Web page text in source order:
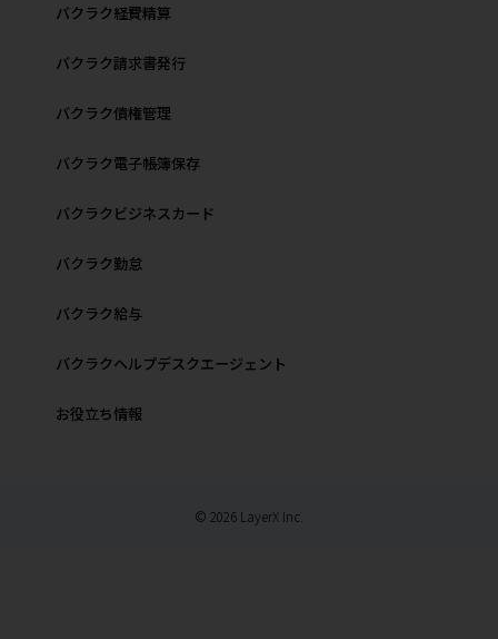
バクラク経費精算
バクラク請求書発行
バクラク債権管理
バクラク電子帳簿保存
バクラクビジネスカード
バクラク勤怠
バクラク給与
バクラクヘルプデスクエージェント
お役立ち情報
© 2026 LayerX Inc.